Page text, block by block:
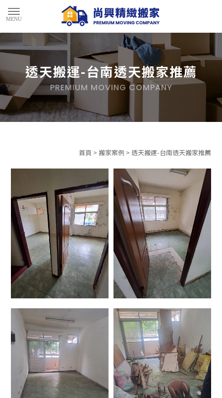
透天搬運-台南透天搬家推薦
首頁 > 搬家案例 > 透天搬運-台南透天搬家推薦